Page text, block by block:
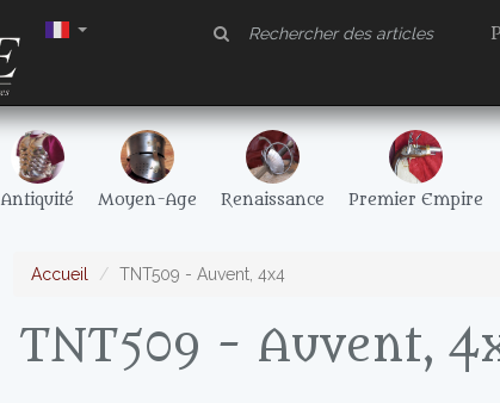
Antiquité Moyen-Age Renaissance Premier Empire
Accueil TNT509 - Auvent, 4x4
TNT509 - Auvent,